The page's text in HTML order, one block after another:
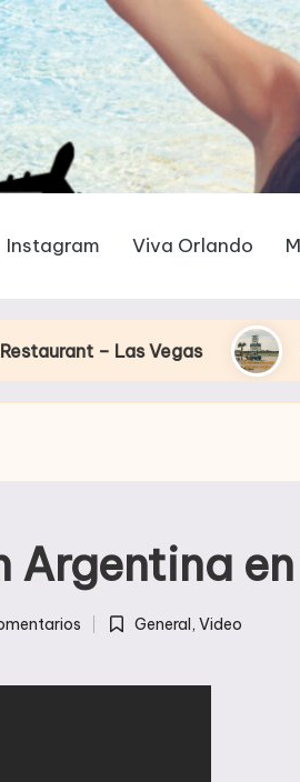
Instagram Viva Orlando
El hotel que
Argentina en
Publicada
General, Video